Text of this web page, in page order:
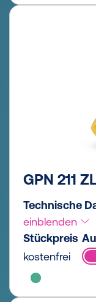
GPN 211
Technische
einblenden
Stückpreis
kostenfrei